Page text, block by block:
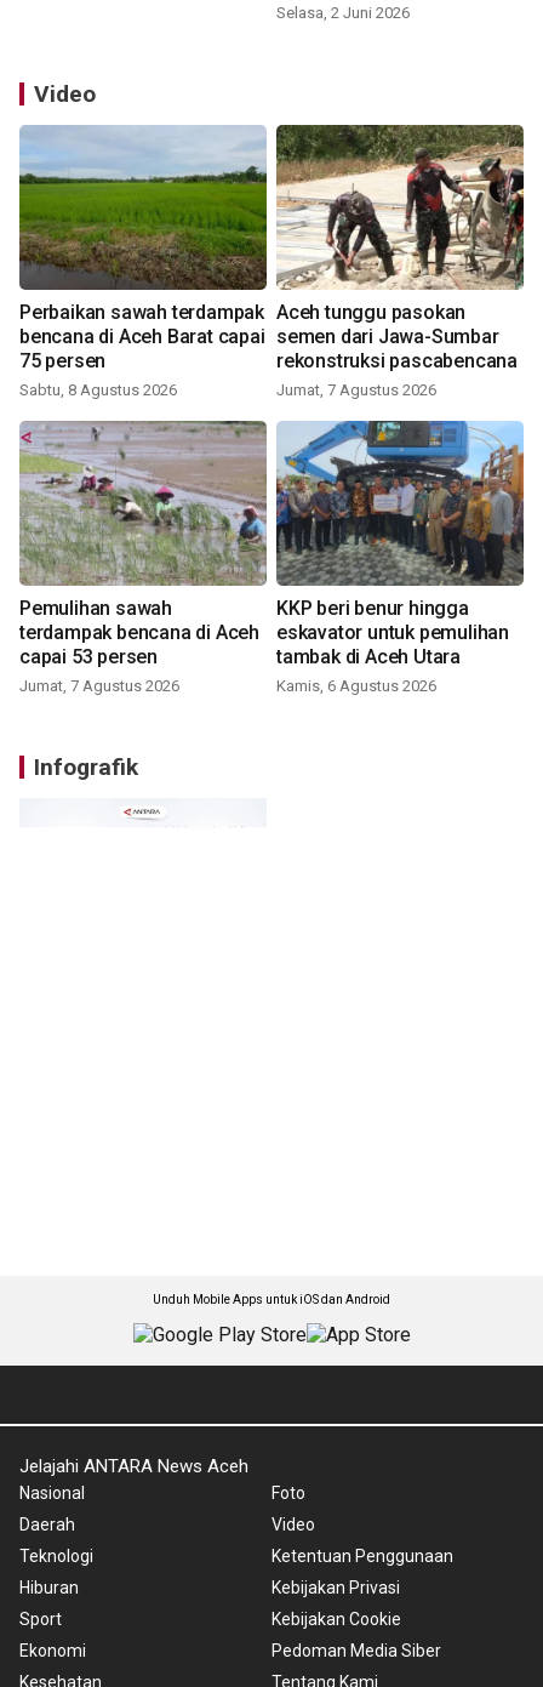
Selasa, 2 Juni 2026
Video
Perbaikan sawah terdampak
bencana di Aceh Barat capai
75 persen
Sabtu, 8 Agustus 2026
Aceh tunggu pasokan
semen dari Jawa-Sumbar
rekonstruksi pascabencana
Jumat, 7 Agustus 2026
Pemulihan sawah
terdampak bencana di Aceh
capai 53 persen
Jumat, 7 Agustus 2026
KKP beri benur hingga
eskavator untuk pemulihan
tambak di Aceh Utara
Kamis, 6 Agustus 2026
Infografik
Unduh Mobile Apps untuk iOS dan Android
Jelajahi ANTARA News Aceh
Nasional
Daerah
Teknologi
Hiburan
Sport
Ekonomi
Kesehatan
Foto
Video
Ketentuan Penggunaan
Kebijakan Privasi
Kebijakan Cookie
Pedoman Media Siber
Tentang Kami